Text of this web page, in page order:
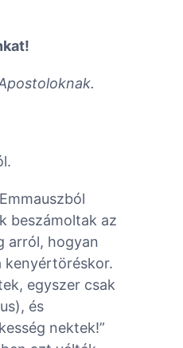
beszámoltak az
arról, hogyan
kenyértöréskor.
egyszer csak
és
nektek!”